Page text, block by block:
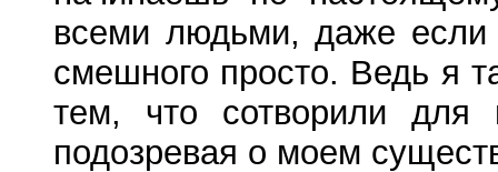
всеми людьми, даже
смешного просто. Ведь я
тем, что сотворили
подозревая о моем